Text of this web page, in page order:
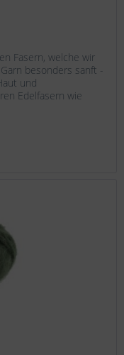
Fasern, welche wir
besonders sanft -
und
Edelfasern wie